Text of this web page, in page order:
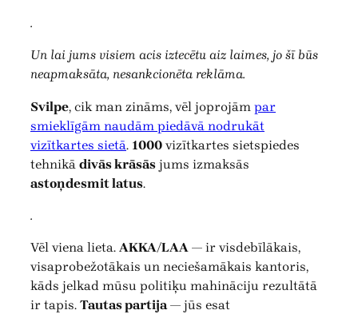
.
Un lai jums visiem acis iztecētu aiz laimes, jo šī būs
neapmaksāta, nesankcionēta reklāma.
Svilpe, cik man zināms, vēl joprojām par
smieklīgām naudām piedāvā nodrukāt
vizītkartes sietā. 1000 vizītkartes sietspiedes
tehnikā divās krāsās jums izmaksās
astoņdesmit latus.
.
Vēl viena lieta. AKKA/LAA — ir visdebīlākais,
visaprobežotākais un neciešamākais kantoris,
kāds jelkad mūsu politiķu mahināciju rezultātā
ir tapis. Tautas partija— jūs esat